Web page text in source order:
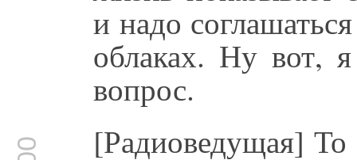
и надо
облаках. Ну вот,
вопрос.
[Радиоведущая] То